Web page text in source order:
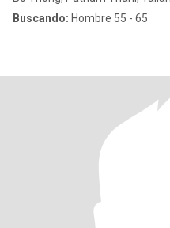
Buscando: Hombre 55 - 65